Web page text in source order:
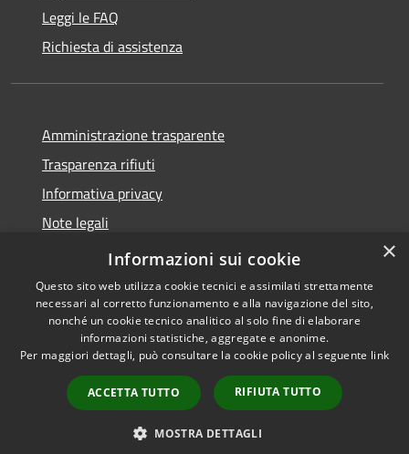
Leggi le FAQ
Richiesta di assistenza
Amministrazione trasparente
Trasparenza rifiuti
Informativa privacy
Note legali
Dichiarazione di accessibilità
Accessibilità
Copyright © 2026 • Città di
Messina • Powered by
Municipium•
Accesso
redazione
×
Informazioni sui cookie
Questo sito web utilizza cookie tecnici e assimilati strettamente
necessari al corretto funzionamento e alla navigazione del sito,
nonché un cookie tecnico analitico al solo fine di elaborare
informazioni statistiche, aggregate e anonime.
Per maggiori dettagli, può consultare la cookie policy al seguente link
ACCETTA TUTTO RIFIUTA TUTTO
MOSTRA DETTAGLI